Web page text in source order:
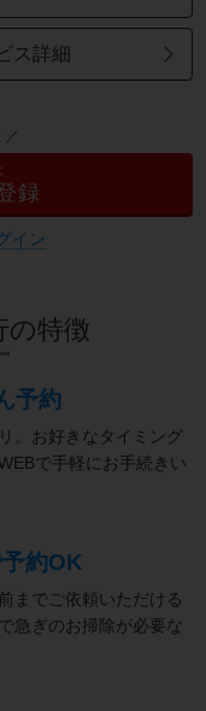
ス詳細
／
録
イン
の特徴
予約
。お好きなタイミング
で手軽にお手続きい
約OK
までご依頼いただける
急ぎのお掃除が必要な